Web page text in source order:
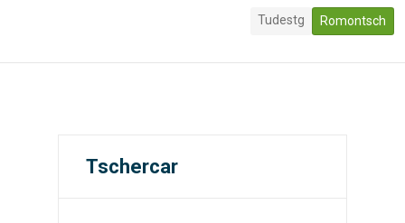
Tudestg Romontsch
Tschercar